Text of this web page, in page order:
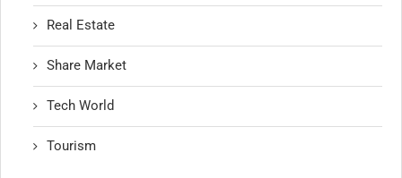
Real Estate
Share Market
Tech World
Tourism